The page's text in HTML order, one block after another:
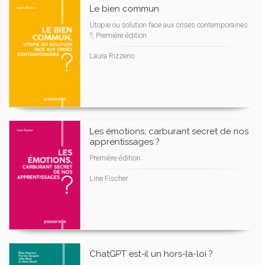
Le bien commun
Utopie ou solution face aux crises contemporaines
?, Première édition
Laura Rizzerio
Les émotions, carburant secret de nos
apprentissages ?
Première édition
Line Fischer
ChatGPT est-il un hors-la-loi ?